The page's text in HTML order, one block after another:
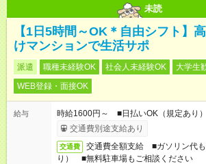
未読
【1日5時間～OK＊自由シフト】
けマンションで生活サポ
派遣 職種未経験OK 社会人未経験OK 大学生
WEB登録・面接OK
給与
時給1600円～ ■日払いOK（規定あり
交通費別途支給あり
交通費
交通費全額支給 ■ガソリン代
り） ■無料駐車場もご相談ください